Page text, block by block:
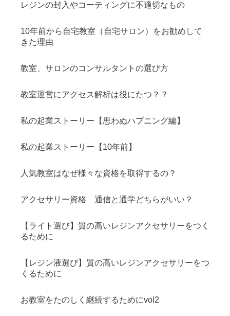
レジンの封入やコーティングに不適切なもの
10年前から自宅教室（自宅サロン）をお勧めして
きた理由
教室、サロンのコンサルタントの選び方
教室運営にアクセス解析は役にたつ？？
私の起業ストーリー【思わぬハプニング編】
私の起業ストーリー【10年前】
人気教室はなぜ様々な資格を取得するの？
アクセサリー資格 通信と通学どちらがいい？
【ライト選び】質の高いレジンアクセサリーをつく
るために
【レジン液選び】質の高いレジンアクセサリーをつ
くるために
お教室をたのしく継続するためにvol2